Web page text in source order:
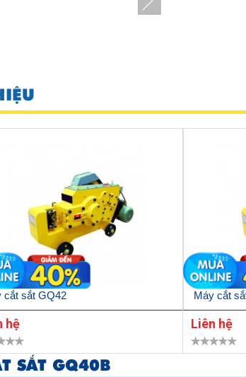
cắt sắt GQ42
hệ
Máy cắt
Liên hệ
SẮT GQ40B